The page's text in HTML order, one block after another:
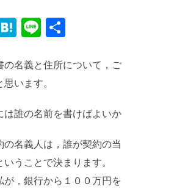
Twitter
Hatena
Line
の名義と住所について，ご
います。
誰の名前を書けばよいか
の名義人は，誰が契約の当
うことで決まります。
が，銀行から１００万円を